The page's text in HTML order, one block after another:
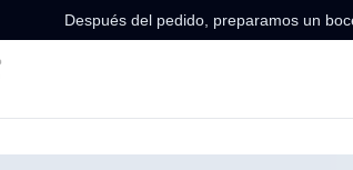
Después del pedido, preparamos un